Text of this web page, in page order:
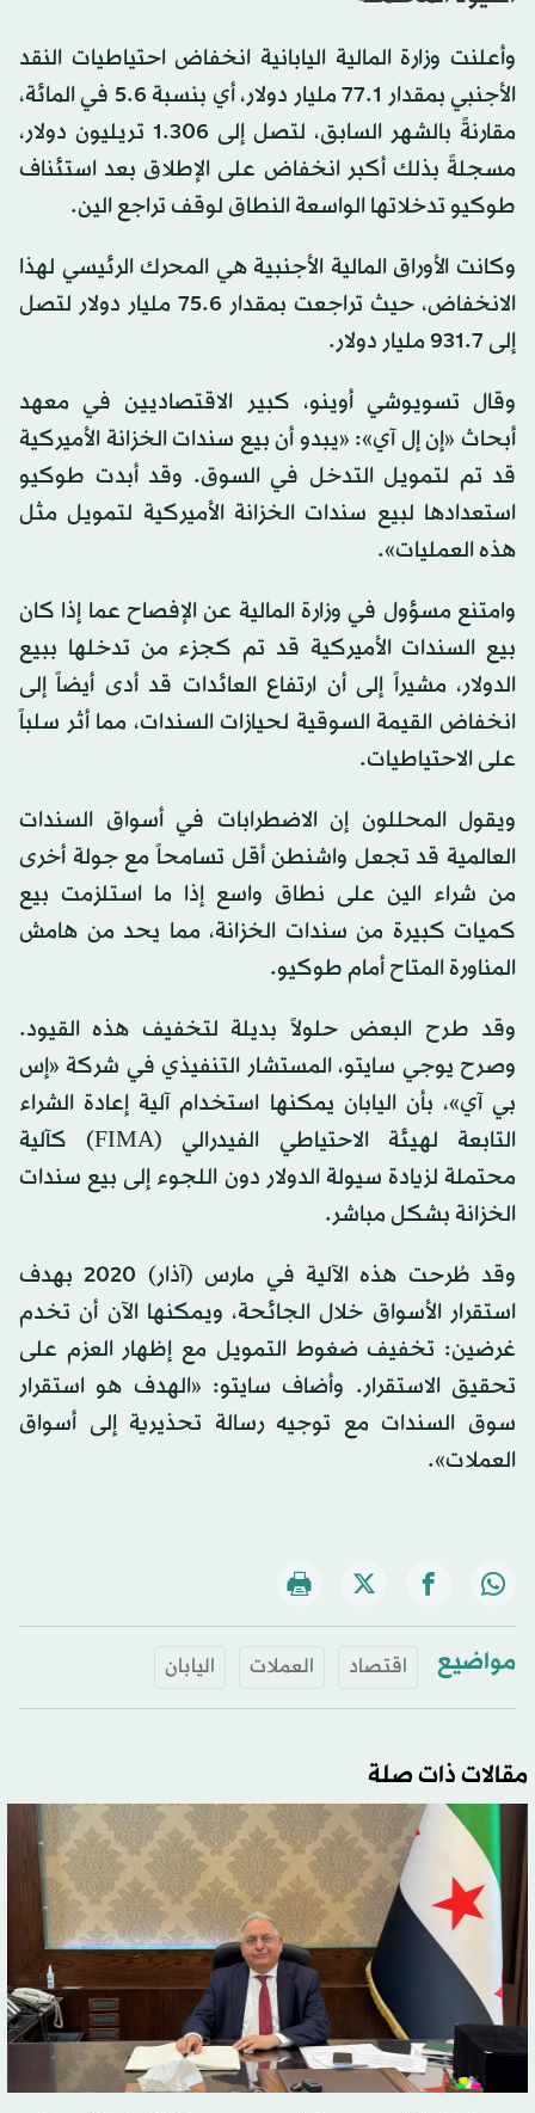
وأعلنت وزارة المالية اليابانية انخفاض احتياطيات النقد
الأجنبي بمقدار 77.1 مليار دولار، أي بنسبة 5.6 في المائة،
مقارنةً بالشهر السابق، لتصل إلى 1.306 تريليون دولار،
مسجلةً بذلك أكبر انخفاض على الإطلاق بعد استئناف
طوكيو تدخلاتها الواسعة النطاق لوقف تراجع الين.
وكانت الأوراق المالية الأجنبية هي المحرك الرئيسي لهذا
الانخفاض، حيث تراجعت بمقدار 75.6 مليار دولار لتصل
إلى 931.7 مليار دولار.
وقال تسويوشي أوينو، كبير الاقتصاديين في معهد
أبحاث «إن إل آي»: «يبدو أن بيع سندات الخزانة الأميركية
قد تم لتمويل التدخل في السوق. وقد أبدت طوكيو
استعدادها لبيع سندات الخزانة الأميركية لتمويل مثل
هذه العمليات».
وامتنع مسؤول في وزارة المالية عن الإفصاح عما إذا كان
بيع السندات الأميركية قد تم كجزء من تدخلها ببيع
الدولار، مشيراً إلى أن ارتفاع العائدات قد أدى أيضاً إلى
انخفاض القيمة السوقية لحيازات السندات، مما أثر سلباً
على الاحتياطيات.
ويقول المحللون إن الاضطرابات في أسواق السندات
العالمية قد تجعل واشنطن أقل تسامحاً مع جولة أخرى
من شراء الين على نطاق واسع إذا ما استلزمت بيع
كميات كبيرة من سندات الخزانة، مما يحد من هامش
المناورة المتاح أمام طوكيو.
وقد طرح البعض حلولاً بديلة لتخفيف هذه القيود.
وصرح يوجي سايتو، المستشار التنفيذي في شركة «إس
بي آي»، بأن اليابان يمكنها استخدام آلية إعادة الشراء
التابعة لهيئة الاحتياطي الفيدرالي (FIMA) كآلية
محتملة لزيادة سيولة الدولار دون اللجوء إلى بيع سندات
الخزانة بشكل مباشر.
وقد طُرحت هذه الآلية في مارس (آذار) 2020 بهدف
استقرار الأسواق خلال الجائحة، ويمكنها الآن أن تخدم
غرضين: تخفيف ضغوط التمويل مع إظهار العزم على
تحقيق الاستقرار. وأضاف سايتو: «الهدف هو استقرار
سوق السندات مع توجيه رسالة تحذيرية إلى أسواق
العملات».
مواضيع اقتصاد العملات اليابان
مقالات ذات صلة